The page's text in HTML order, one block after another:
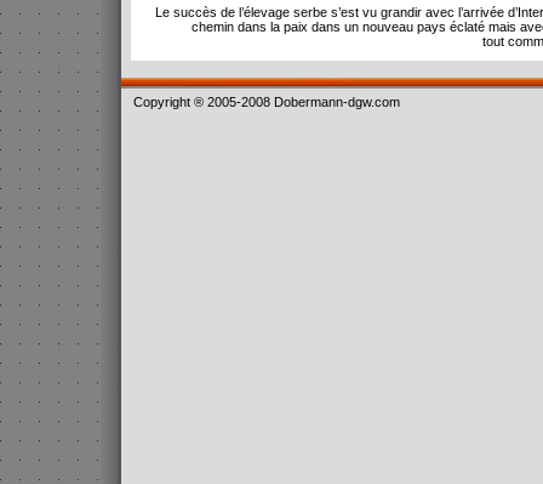
Le succès de l’élevage serbe s’est vu grandir avec l’arrivée
chemin dans la paix dans un nouveau pays éclaté mais
tout
Copyright ® 2005-2008 Dobermann-dgw.com